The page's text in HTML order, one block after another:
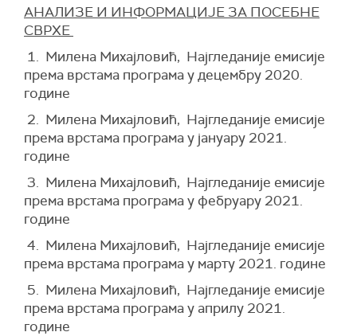
АНАЛИЗЕ И ИНФОРМАЦИЈЕ ЗА ПОСЕБНЕ
СВРХЕ
1. Милена Михајловић, Најгледаније емисије
према врстама програма у децембру 2020.
године
2. Милена Михајловић, Најгледаније емисије
према врстама програма у јануару 2021.
године
3. Милена Михајловић, Најгледаније емисије
према врстама програма у фебруару 2021.
године
4. Милена Михајловић, Најгледаније емисије
према врстама програма у марту 2021. године
5. Милена Михајловић, Најгледаније емисије
према врстама програма у априлу 2021.
године